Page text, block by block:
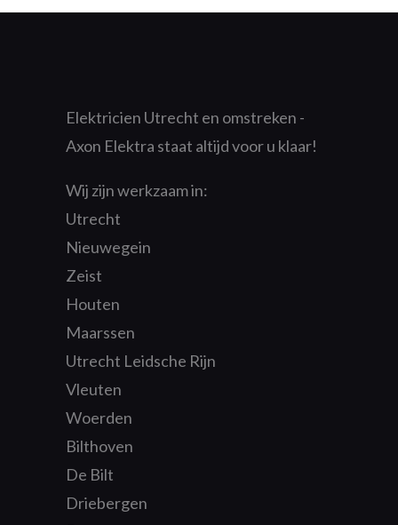
Elektricien Utrecht en omstreken -
Axon Elektra staat altijd voor u klaar!
Wij zijn werkzaam in:
Utrecht
Nieuwegein
Zeist
Houten
Maarssen
Utrecht Leidsche Rijn
Vleuten
Woerden
Bilthoven
De Bilt
Driebergen